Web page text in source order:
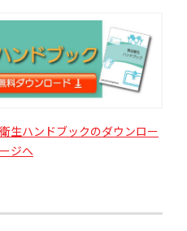
生ハンドブックのダウンロー
ジへ